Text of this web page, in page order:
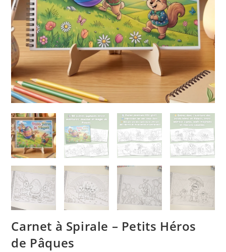
Carnet à Spirale – Petits Héros
de Pâques